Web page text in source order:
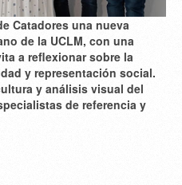
Catadores una nueva
de la UCLM, con una
a reflexionar sobre la
y representación social.
y análisis visual del
de referencia y